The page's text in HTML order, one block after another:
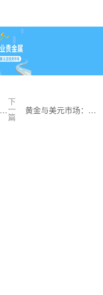
下
一
篇
黄金与美元市场：一